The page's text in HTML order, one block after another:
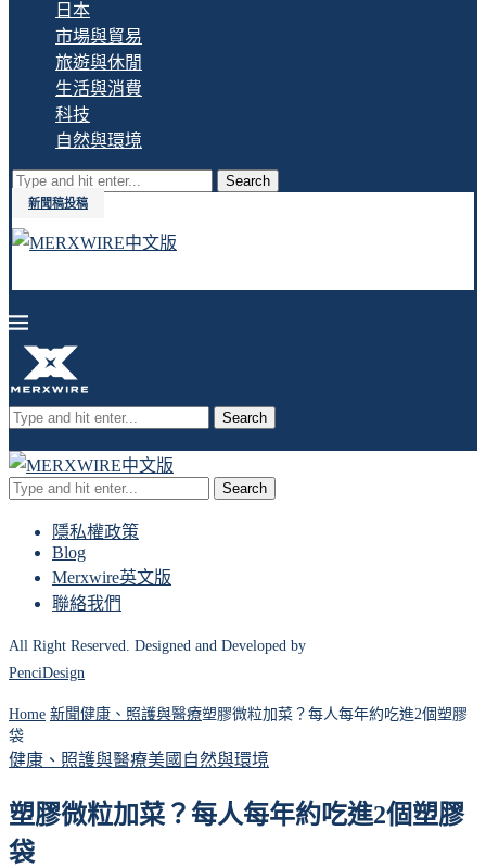
日本
市場與貿易
旅遊與休閒
生活與消費
科技
自然與環境
Search
新聞稿投稿
Search
Search
隱私權政策
Blog
Merxwire英文版
聯絡我們
All Right Reserved. Designed and Developed by
PenciDesign
Home 新聞健康、照護與醫療塑膠微粒加菜？每人每年約吃進2個塑膠
袋
健康、照護與醫療美國 自然與環境
塑膠微粒加菜？每人每年約吃進2個塑膠
袋